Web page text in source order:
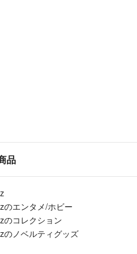
品
のエンタメ/ホビー
のコレクション
のノベルティグッズ